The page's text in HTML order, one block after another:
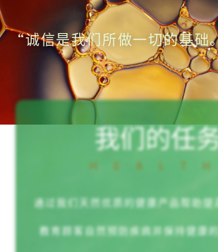
“诚信是我们所做一切的基础
我们的任
通过我们天然优质的健康产品帮助提
教育顾客自然预防疾病并保持健康